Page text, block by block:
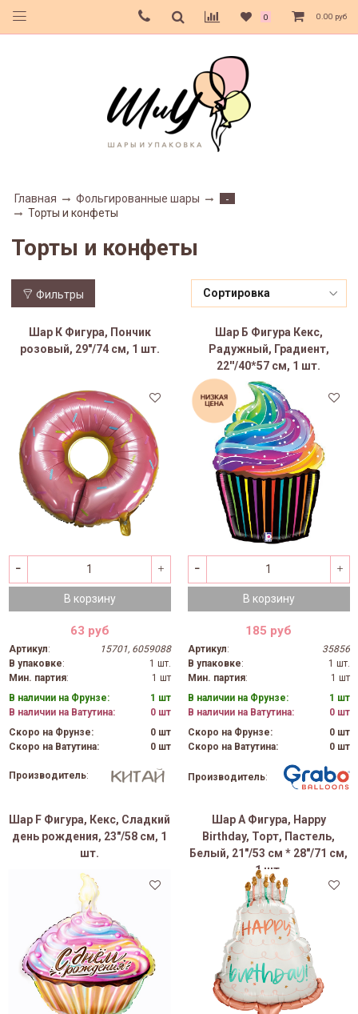
0 0.00 руб
Главная Фольгированные шары
-
Торты и конфеты
Торты и конфеты
Фильтры
Шар К Фигура, Пончик
розовый, 29"/74 см, 1 шт.
В корзину
63 руб
Артикул:
15701, 6059088
В упаковке:
1 шт.
Мин. партия:
1 шт
В наличии на Фрунзе:
1 шт
В наличии на Ватутина:
0 шт
Скоро на Фрунзе:
0 шт
Скоро на Ватутина:
0 шт
Производитель:
Шар Б Фигура Кекс,
Радужный, Градиент,
22''/40*57 см, 1 шт.
В корзину
185 руб
Артикул:
35856
В упаковке:
1 шт.
Мин. партия:
1 шт
В наличии на Фрунзе:
1 шт
В наличии на Ватутина:
0 шт
Скоро на Фрунзе:
0 шт
Скоро на Ватутина:
0 шт
Производитель:
Шар F Фигура, Кекс, Сладкий
день рождения, 23"/58 см, 1
шт.
Шар А Фигура, Happy
Birthday, Торт, Пастель,
Белый, 21"/53 см * 28"/71 см,
1 шт.